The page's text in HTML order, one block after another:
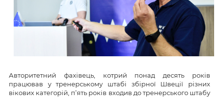
Авторитетний фахівець, котрий понад десять років
працював у тренерському штабі збірної Швеції різних
вікових категорій, п’ять років входив до тренерського штабу